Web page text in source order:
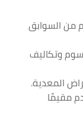
من السوابق
وتكاليف
المعدية.
مقيمًا